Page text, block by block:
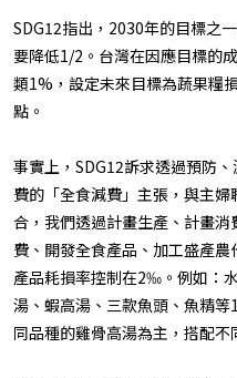
SDG12指出，2030年的目標之
要降低1/2。台灣在因應目標的
類1%，設定未來目標為蔬果糧
點。
事實上，SDG12訴求透過預防
費的「全食減費」主張，與主
合，我們透過計畫生產、計畫
費、開發全食產品、加工盛產
產品耗損率控制在2‰。例如：
湯、蝦高湯、三款魚頭、魚精
同品種的雞骨高湯為主，搭配